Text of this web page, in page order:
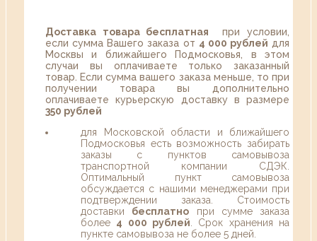
Доставка товара бесплатная при условии,
если сумма Вашего заказа от 4 000 рублей для
Москвы и ближайшего Подмосковья, в этом
случаи вы оплачиваете только заказанный
товар. Если сумма вашего заказа меньше, то при
получении товара вы дополнительно
оплачиваете курьерскую доставку в размере
350 рублей
для Московской области и ближайшего
Подмосковья есть возможность забирать
заказы с пунктов самовывоза
транспортной компании СДЭК.
Оптимальный пункт самовывоза
обсуждается с нашими менеджерами при
подтверждении заказа. Стоимость
доставки бесплатно при сумме заказа
более 4 000 рублей . Срок хранения на
пункте самовывоза не более 5 дней.